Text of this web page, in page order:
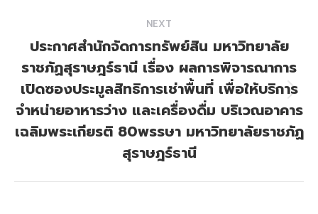
NEXT
Next
post:
ประกาศสำนักจัดการทรัพย์สิน มหาวิทยาลัย
ราชภัฏสุราษฎร์ธานี เรื่อง ผลการพิจารณาการ
เปิดซองประมูลสิทธิการเช่าพื้นที่ เพื่อให้บริการ
จำหน่ายอาหารว่าง และเครื่องดื่ม บริเวณอาคาร
เฉลิมพระเกียรติ 80พรรษา มหาวิทยาลัยราชภัฏ
สุราษฎร์ธานี